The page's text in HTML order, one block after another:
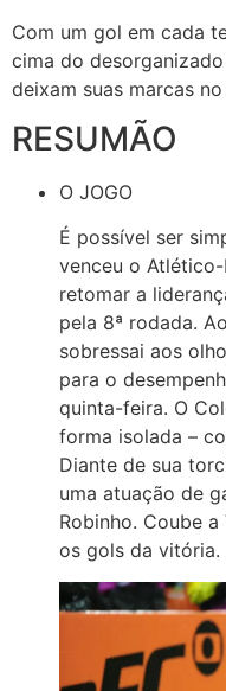
Com um gol em cada
cima do
deixam suas marcas
RESUMÃO
O JOGO
É possível ser
venceu o
retomar a
pela 8ª rodada.
sobressai aos
para o
quinta-feira. O
forma isolada –
Diante de sua
uma atuação de
Robinho. Coube
os gols da vitória.